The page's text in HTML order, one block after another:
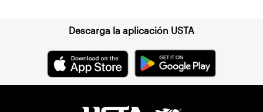
Descarga la aplicación USTA